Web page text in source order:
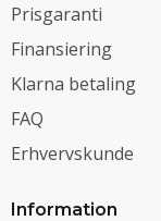
Prisgaranti
Finansiering
Klarna betaling
FAQ
Erhvervskunde
Information